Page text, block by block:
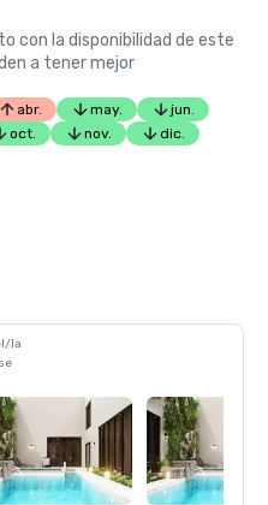
con la disponibilidad de este
a tener mejor
abr. may.
jun.
oct. nov. dic.
la